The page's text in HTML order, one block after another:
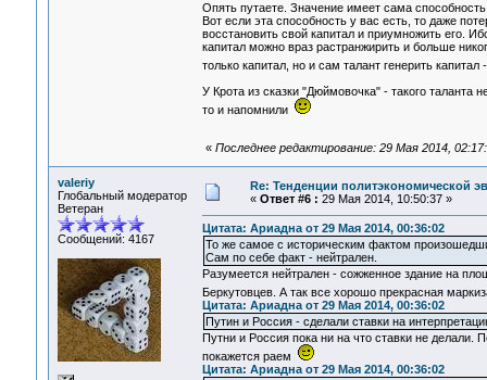
Опять путаете. Значение имеет сама способность
Вот если эта способность у вас есть, то даже
восстановить свой капитал и приумножить его.
капитал можно враз растранжирить и больше
только капитал, но и сам талант генерить капитал
У Крота из сказки "Дюймовочка" - такого
то и напомнили
« Последнее редактирование: 29 Мая 2014,
valeriy
Глобальный модератор
Ветеран
Сообщений: 4167
Re: Тенденции политэкономической
« Ответ #6 : 29 Мая 2014, 10:50:37 »
Цитата: Ариадна от 29 Мая 2014, 00:36:02
То же самое с историческим фактом
Сам по себе факт - нейтрален.
Разумеется нейтрален - сожженное здание на
Беркутовцев. А так все хорошо прекрасная
Цитата: Ариадна от 29 Мая 2014, 00:36:02
Путин и Россия - сделали ставки на
Путни и Россия пока ни на что ставки не делали.
покажется раем
Цитата: Ариадна от 29 Мая 2014, 00:36:02